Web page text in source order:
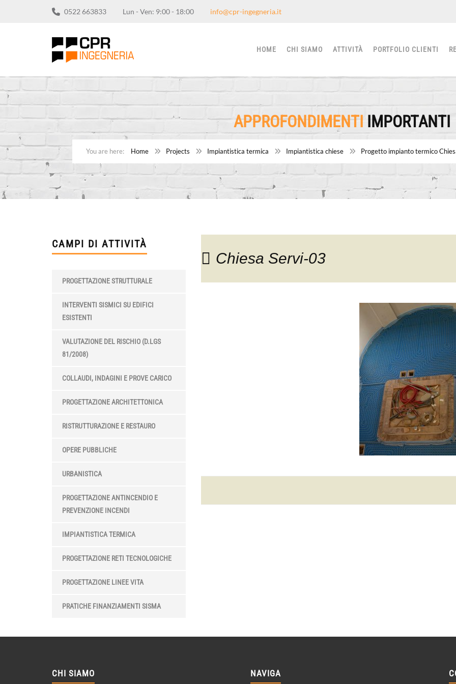
0522 663833 Lun - Ven: 9:00 - 18:00 info@cpr-ingegneria.it
HOME CHI SIAMO ATTIVITÀ PORTFOLIO CLIENTI
APPROFONDIMENTI IMPORTANTI
Home Projects Impiantistica termica Impiantistica chiese Progetto impianto termico
CAMPI DI ATTIVITÀ
PROGETTAZIONE STRUTTURALE
INTERVENTI SISMICI SU EDIFICI
ESISTENTI
VALUTAZIONE DEL RISCHIO (D.LGS
81/2008)
COLLAUDI, INDAGINI E PROVE CARICO
PROGETTAZIONE ARCHITETTONICA
RISTRUTTURAZIONE E RESTAURO
OPERE PUBBLICHE
URBANISTICA
PROGETTAZIONE ANTINCENDIO E
PREVENZIONE INCENDI
IMPIANTISTICA TERMICA
PROGETTAZIONE RETI TECNOLOGICHE
PROGETTAZIONE LINEE VITA
PRATICHE FINANZIAMENTI SISMA
Chiesa Servi-03
CHI SIAMO NAVIGA